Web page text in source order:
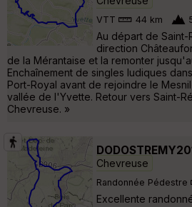
VTT 44 km
Au départ de Saint-
direction
de la Mérantaise et la remonter
Enchaînement de singles ludiques
Port-Royal avant de rejoindre le
vallée de l'Yvette. Retour vers Saint-
Chevreuse. »
Chevreuse
Randonnée Pédestre
Excellente